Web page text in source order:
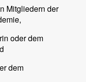
Mitgliedern der
oder dem
dem